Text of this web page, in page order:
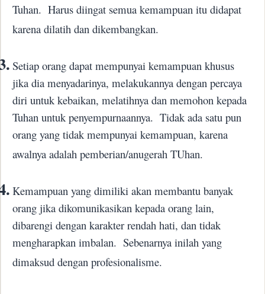
Tuhan. Harus diingat semua kemampuan itu didapat
karena dilatih dan dikembangkan.
Setiap orang dapat mempunyai kemampuan khusus
jika dia menyadarinya, melakukannya dengan percaya
diri untuk kebaikan, melatihnya dan memohon kepada
Tuhan untuk penyempurnaannya. Tidak ada satu pun
orang yang tidak mempunyai kemampuan, karena
awalnya adalah pemberian/anugerah TUhan.
Kemampuan yang dimiliki akan membantu banyak
orang jika dikomunikasikan kepada orang lain,
dibarengi dengan karakter rendah hati, dan tidak
mengharapkan imbalan. Sebenarnya inilah yang
dimaksud dengan profesionalisme.